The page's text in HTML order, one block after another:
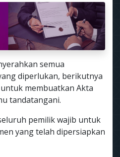
semua
diperlukan, berikutnya
membuatkan Akta
tandatangani.
pemilik wajib untuk
yang telah dipersiapkan